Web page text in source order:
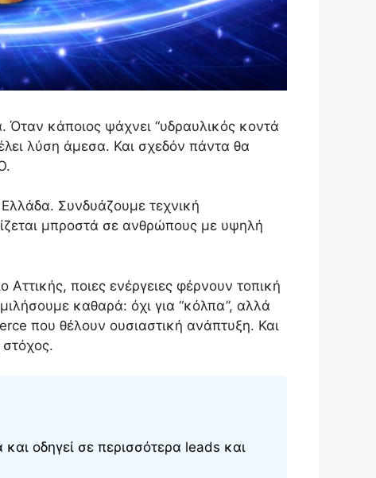
Όταν κάποιος ψάχνει “υδραυλικός κοντά
λύση άμεσα. Και σχεδόν πάντα θα
Ελλάδα. Συνδυάζουμε τεχνική
μπροστά σε ανθρώπους με υψηλή
ποιες ενέργειες φέρνουν τοπική
καθαρά: όχι για “κόλπα”, αλλά
που θέλουν ουσιαστική ανάπτυξη. Και
στόχος.
οδηγεί σε περισσότερα leads και